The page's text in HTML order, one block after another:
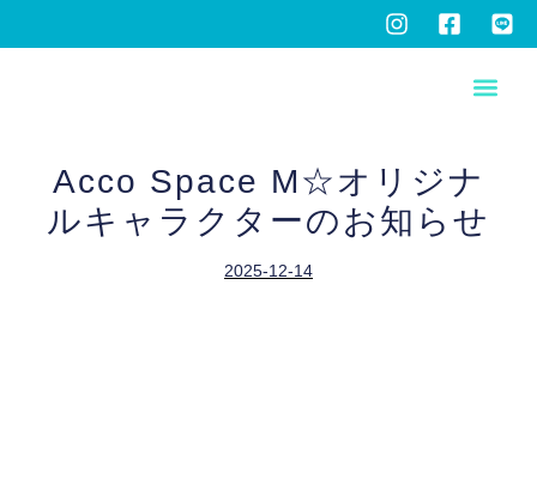
Acco Space Μ☆オリジナ
ルキャラクターのお知らせ
2025-12-14